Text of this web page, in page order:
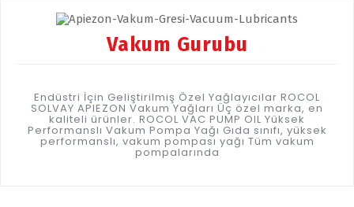
Vakum Gurubu
Endüstri İçin Geliştirilmiş Özel Yağlayıcılar ROCOL
SOLVAY APIEZON Vakum Yağları Üç özel marka, en
kaliteli ürünler. ROCOL VAC PUMP OIL Yüksek
Performanslı Vakum Pompa Yağı Gıda sınıfı, yüksek
performanslı, vakum pompası yağı Tüm vakum
pompalarında